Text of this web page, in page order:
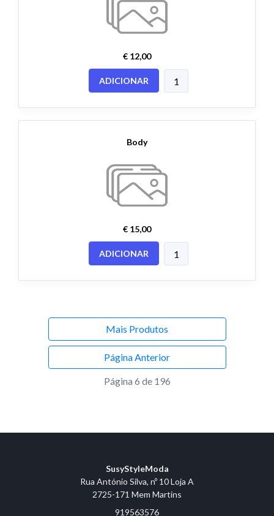
€ 12,00
ADICIONAR
Body
€ 15,00
ADICIONAR
Mais Produtos
Página Anterior
Página 6 de 196
SusyStyleModa
Rua António Silva, nº 10 Loja A
2725-171 Mem Martins
919563576